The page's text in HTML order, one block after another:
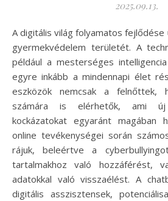
2025.09.13.
A digitális világ folyamatos fejlődése új kihívások elé állítja a
gyermekvédelem területét. A
például a mesterséges
egyre inkább a mindennapi élet
eszközök nemcsak a felnőttek,
számára is elérhetők, ami
kockázatokat egyaránt magában
online tevékenységei során
rájuk, beleértve a
tartalmakhoz való hozzáférést,
adatokkal való visszaélést. A
digitális asszisztensek,